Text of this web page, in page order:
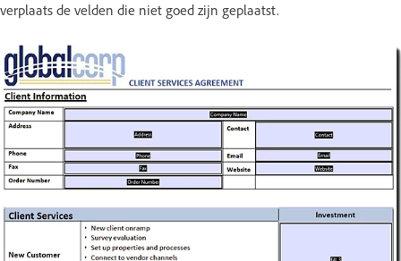
verplaats de velden die niet goed zijn geplaatst.